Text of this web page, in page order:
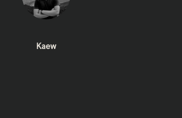
Kaew